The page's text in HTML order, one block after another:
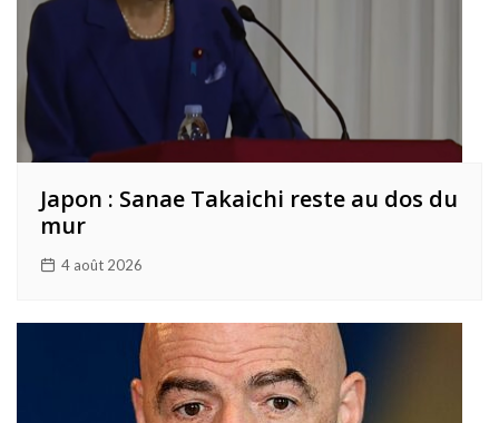
Japon : Sanae Takaichi reste au dos du
mur
4 août 2026